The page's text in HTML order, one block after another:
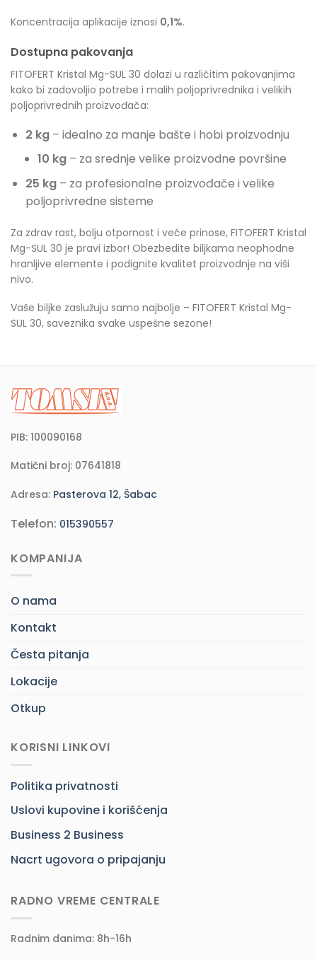
Koncentracija aplikacije iznosi 0,1%.
Dostupna pakovanja
FITOFERT Kristal Mg-SUL 30 dolazi u različitim pakovanjima
kako bi zadovoljio potrebe i malih poljoprivrednika i velikih
poljoprivrednih proizvođača:
2 kg– idealno za manje bašte i hobi proizvodnju
10 kg – za srednje velike proizvodne površine
25 kg– za profesionalne proizvođače i velike
poljoprivredne sisteme
Za zdrav rast, bolju otpornost i veće prinose, FITOFERT Kristal
Mg-SUL 30 je pravi izbor! Obezbedite biljkama neophodne
hranljive elemente i podignite kvalitet proizvodnje na viši
nivo.
Vaše biljke zaslužuju samo najbolje – FITOFERT Kristal Mg-
SUL 30, saveznika svake uspešne sezone!
PIB: 100090168
Matični broj: 07641818
Adresa: Pasterova 12, Šabac
Telefon: 015390557
KOMPANIJA
O nama
Kontakt
Česta pitanja
Lokacije
Otkup
KORISNI LINKOVI
Politika privatnosti
Uslovi kupovine i korišćenja
Business 2 Business
Nacrt ugovora o pripajanju
RADNO VREME CENTRALE
Radnim danima: 8h-16h